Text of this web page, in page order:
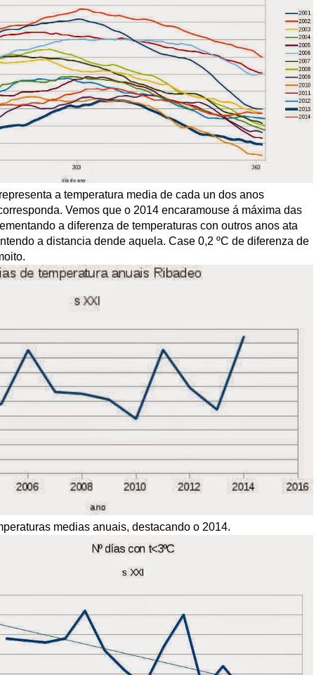
a temperatura media de cada un dos anos
Vemos que o 2014 encaramouse á máxima das
a diferenza de temperaturas con outros anos ata
a distancia dende aquela. Case 0,2 ºC de diferenza de
medias anuais, destacando o 2014.